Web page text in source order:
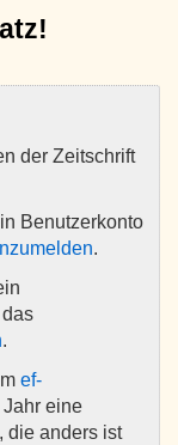
der Zeitschrift
Benutzerkonto
.
.
ef-
eine
die anders ist